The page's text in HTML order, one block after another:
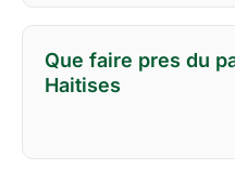
Que faire pres du
Haitises